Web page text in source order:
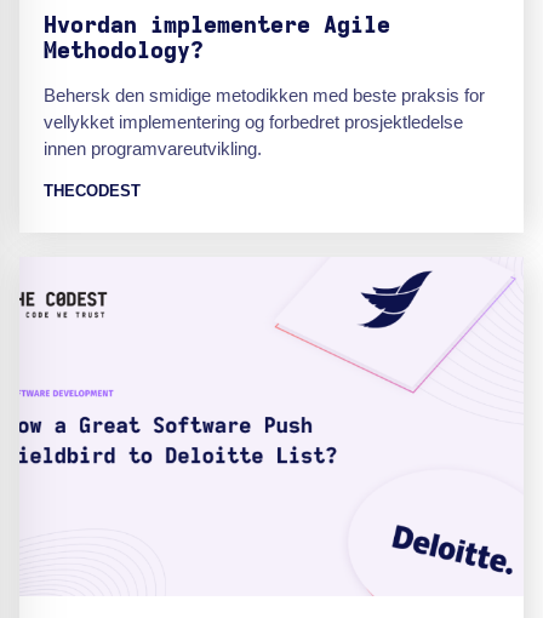
Hvordan implementere Agile
Methodology?
Behersk den smidige metodikken med beste praksis for
vellykket implementering og forbedret prosjektledelse
innen programvareutvikling.
THECODEST